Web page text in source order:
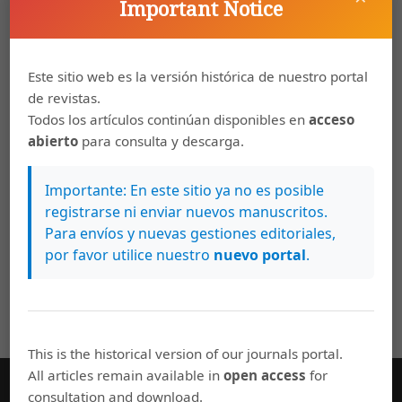
diciembre 2018)
Revista de las artes: Vol. 81, Núm. 1 (julio-
diciembre, 2021)
Patricia Fumero Vargas,Editorial
2 > >>
Important Notice
Este sitio web es la versión histórica de nuestro portal
de revistas.
Todos los artículos continúan disponibles enacceso
abierto para consulta y descarga.
Importante: En este sitio ya no es posible
registrarse ni enviar nuevos manuscritos.
Para envíos y nuevas gestiones editoriales,
por favor utilice nuestro nuevo portal.
This is the historical version of our journals portal.
All articles remain available inopen access for
consultation and download.